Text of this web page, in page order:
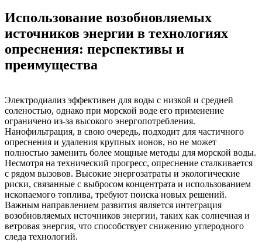
Использование возобновляемых
источников энергии в технологиях
опреснения: перспективы и
преимущества
Электродиализ эффективен для воды с низкой и средней
соленостью, однако при морской воде его применение
ограничено из-за высокого энергопотребления.
Нанофильтрация, в свою очередь, подходит для частичного
опреснения и удаления крупных ионов, но не может
полностью заменить более мощные методы для морской воды.
Несмотря на технический прогресс, опреснение сталкивается
с рядом вызовов. Высокие энергозатраты и экологические
риски, связанные с выбросом концентрата и использованием
ископаемого топлива, требуют поиска новых решений.
Важным направлением развития является интеграция
возобновляемых источников энергии, таких как солнечная и
ветровая энергия, что способствует снижению углеродного
следа технологий.